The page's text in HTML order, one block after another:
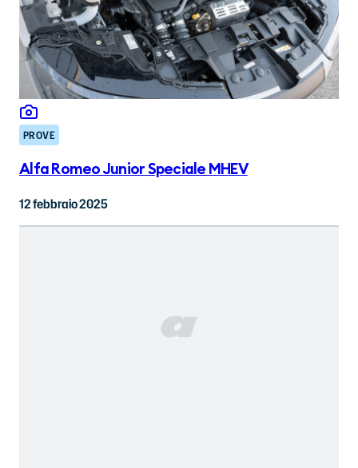
PROVE
Alfa Romeo Junior Speciale MHEV
12 febbraio 2025